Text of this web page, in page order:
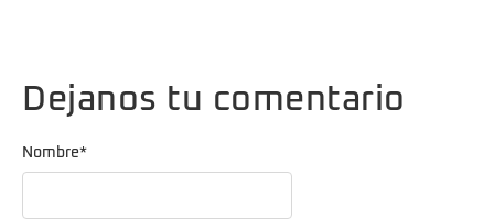
Dejanos tu comentario
Nombre*